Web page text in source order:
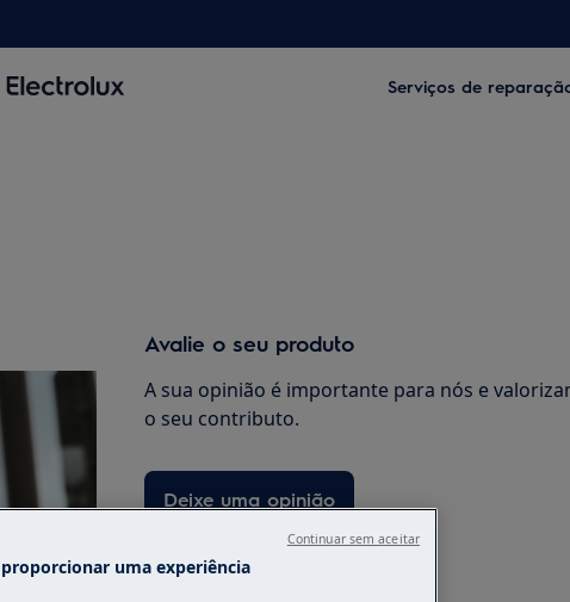
Serviços de
Avalie o seu produto
A sua opinião é importante para nós e
o seu contributo.
Deixe uma opinião
uma experiência
Continuar sem aceitar